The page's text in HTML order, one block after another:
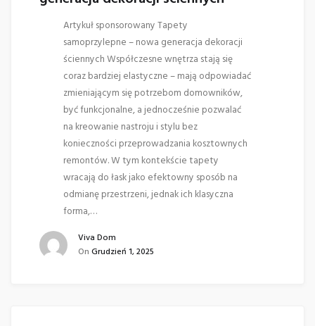
Artykuł sponsorowany Tapety
samoprzylepne – nowa generacja dekoracji
ściennych Współczesne wnętrza stają się
coraz bardziej elastyczne – mają odpowiadać
zmieniającym się potrzebom domowników,
być funkcjonalne, a jednocześnie pozwalać
na kreowanie nastroju i stylu bez
konieczności przeprowadzania kosztownych
remontów. W tym kontekście tapety
wracają do łask jako efektowny sposób na
odmianę przestrzeni, jednak ich klasyczna
forma,…
Viva Dom
On Grudzień 1, 2025